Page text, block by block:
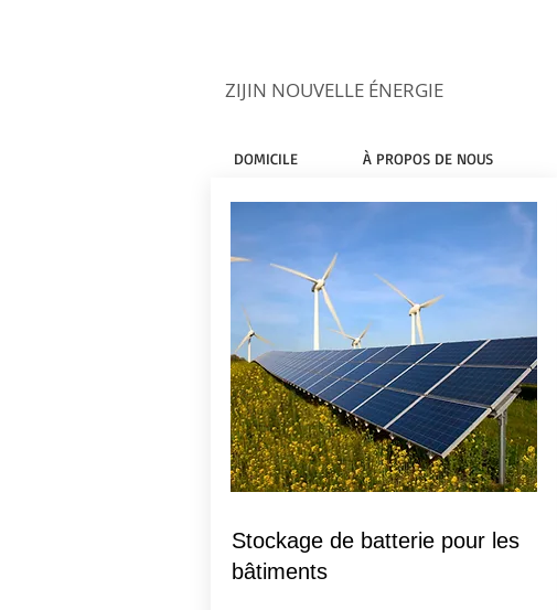
ZIJIN NOUVELLE ÉNERGIE
DOMICILE À PROPOS DE NOUS
Stockage de batterie pour les
bâtiments